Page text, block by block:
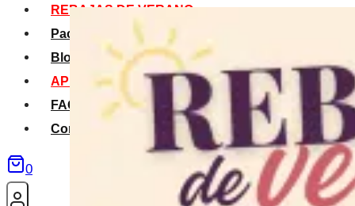
REBAJAS DE VERANO
Packs Verano
Blog
APP La Tribu
FAQS
Contacto
0